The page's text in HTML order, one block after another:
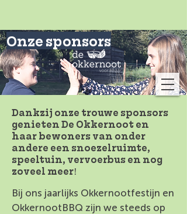
Onze sponsors
Dankzij onze trouwe sponsors
genieten De Okkernoot en
haar bewoners van onder
andere een snoezelruimte,
speeltuin, vervoerbus en nog
zoveel meer!
Bij ons jaarlijks Okkernootfestijn en
OkkernootBBQ zijn we steeds op